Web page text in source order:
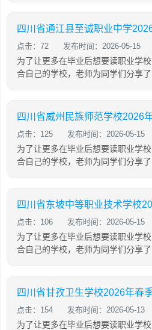
四川省通江县至诚职业中学
点击：72 发布时间：2026-05-15
为了让更多在毕业后想要读职业学
合自己的学校，老师为同学们分享
四川省威州民族师范学校2026
点击：125 发布时间：2026-05-15
为了让更多在毕业后想要读职业学
合自己的学校，老师为同学们分享
四川省东坡中等职业技术学校
点击：106 发布时间：2026-05-15
为了让更多在毕业后想要读职业学
合自己的学校，老师为同学们分享
四川省甘孜卫生学校2026年春
点击：154 发布时间：2026-05-13
为了让更多在毕业后想要读职业学